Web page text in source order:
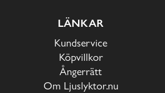
LÄNKAR
Kundservice
Köpvillkor
Ångerrätt
Om Ljuslyktor.nu